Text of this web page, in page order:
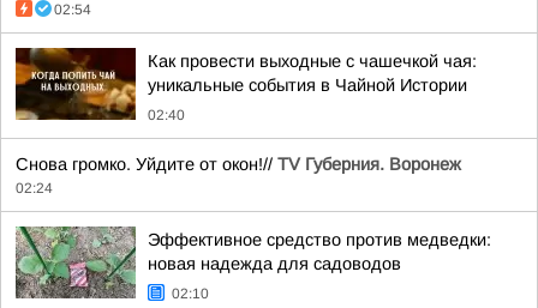
02:54
Как провести выходные с чашечкой чая:
уникальные события в Чайной Истории
02:40
Снова громко. Уйдите от окон!// TV Губерния. Воронеж
02:24
Эффективное средство против медведки:
новая надежда для садоводов
02:10